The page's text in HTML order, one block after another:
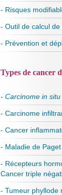
- Risques
- Outil de calcul de
- Prévention et
Types de cancer
- Carcinome in situ
- Carcinome
- Cancer
- Maladie de Paget
- Récepteurs
Cancer triple
- Tumeur phyllode